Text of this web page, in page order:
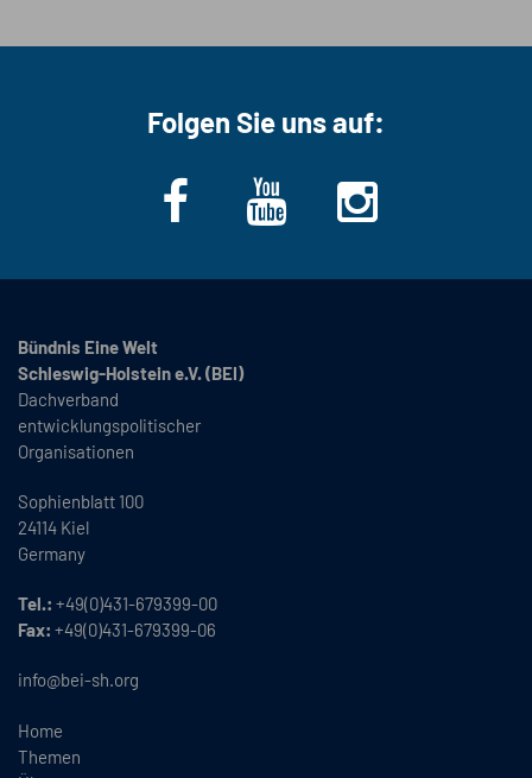
Folgen Sie uns auf:
Bündnis Eine Welt
Schleswig-Holstein e.V. (BEI)
Dachverband
entwicklungspolitischer
Organisationen
Sophienblatt 100
24114 Kiel
Germany
Tel.: +49(0)431-679399-00
Fax: +49(0)431-679399-06
info@bei-sh.org
Home
Themen